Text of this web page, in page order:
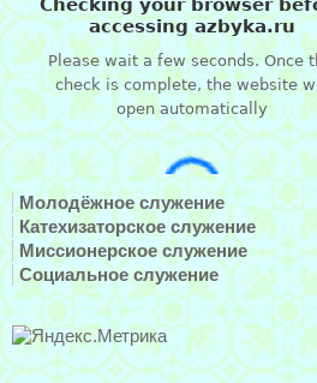
Молодёжное служение
Катехизаторское служение
Миссионерское служение
Социальное служение